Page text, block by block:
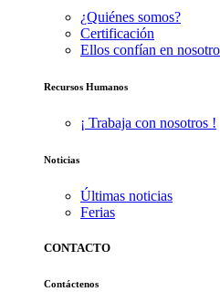
¿Quiénes somos?
Certificación
Ellos confían en
Recursos Humanos
¡ Trabaja con nosotros !
Noticias
Últimas noticias
Ferias
CONTACTO
Contáctenos